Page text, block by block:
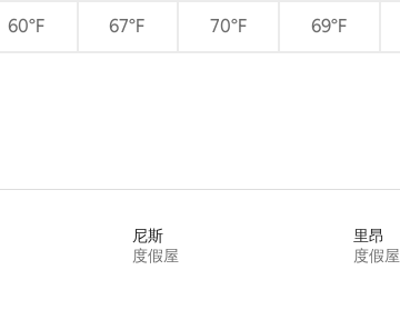
60°F 67°F 70°F 69°F
尼斯
度假屋
里昂
度假屋